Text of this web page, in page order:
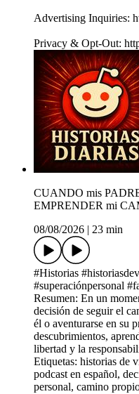
Advertising Inquiries:
Privacy & Opt-Out:
CUANDO mis
EMPRENDER mi
08/08/2026
23 min
#Historias
#superaciónpersonal
Resumen: En un
decisión de seguir el
él o aventurarse en su
descubrimientos,
libertad y la
Etiquetas: historias de
podcast en español,
personal, camino